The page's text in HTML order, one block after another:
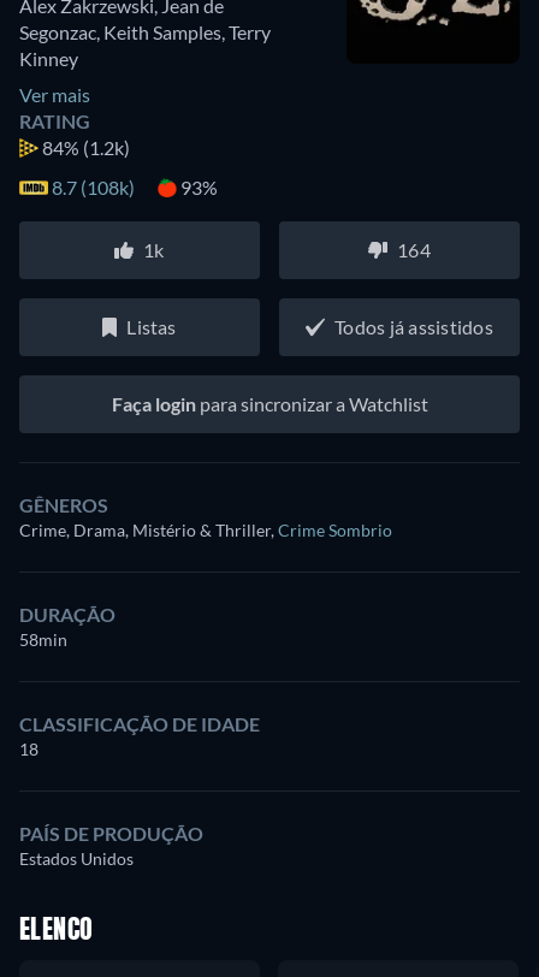
Alex Zakrzewski, Jean de
Segonzac, Keith Samples,Terry
Kinney
Ver mais
RATING
84% (1.2k)
8.7 (108k)
93%
1k 164
Listas Todos já assistidos
Faça loginpara sincronizar a Watchlist
GÊNEROS
Crime, Drama, Mistério & Thriller,Crime Sombrio
DURAÇÃO
58min
CLASSIFICAÇÃO DE IDADE
18
PAÍS DE PRODUÇÃO
Estados Unidos
ELENCO